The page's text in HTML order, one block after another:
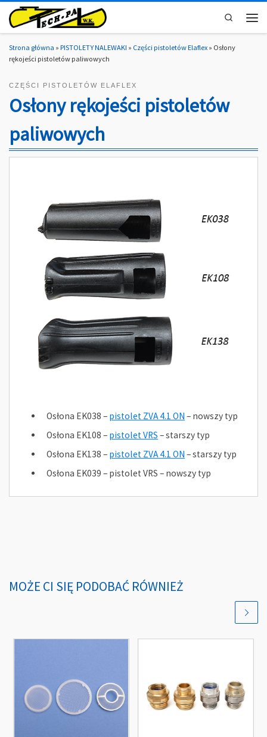
Skip to content
Search
Strona główna » PISTOLETY NALEWAKI » Części pistoletów Elaflex » Osłony
rękojeści pistoletów paliwowych
CZĘŚCI PISTOLETÓW ELAFLEX
Osłony rękojeści pistoletów
paliwowych
Osłona EK038 – pistolet ZVA 4.1 ON – nowszy typ
Osłona EK108 – pistolet VRS – starszy typ
Osłona EK138 – pistolet ZVA 4.1 ON – starszy typ
Osłona EK039 – pistolet VRS – nowszy typ
MOŻE CI SIĘ PODOBAĆ RÓWNIEŻ